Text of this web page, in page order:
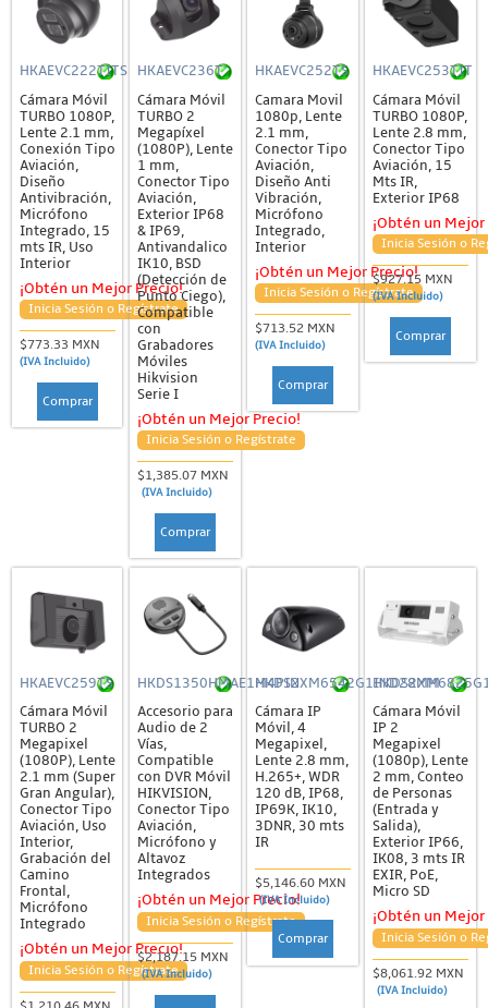
HKAEVC222TITS
Cámara Móvil
TURBO 1080P,
Lente 2.1 mm,
Conexión Tipo
Aviación,
Diseño
Antivibración,
Micrófono
Integrado, 15
mts IR, Uso
Interior
¡Obtén un Mejor Precio!
Inicia Sesión o Regístrate
$773.33 MXN
(IVA Incluido)
Comprar
HKAEVC236T
Cámara Móvil
TURBO 2
Megapíxel
(1080P), Lente
1 mm,
Conector Tipo
Aviación,
Exterior IP68
& IP69,
Antivandalico
IK10, BSD
(Detección de
Punto Ciego),
Compatible
con
Grabadores
Móviles
Hikvision
Serie I
¡Obtén un Mejor Precio!
Inicia Sesión o Regístrate
$1,385.07 MXN
(IVA Incluido)
Comprar
HKAEVC252TS
Camara Movil
1080p, Lente
2.1 mm,
Conector Tipo
Aviación,
Diseño Anti
Vibración,
Micrófono
Integrado,
Interior
¡Obtén un Mejor Precio!
Inicia Sesión o Regístrate
$713.52 MXN
(IVA Incluido)
Comprar
HKAEVC253TIT
Cámara Móvil
TURBO 1080P,
Lente 2.8 mm,
Conector Tipo
Aviación, 15
Mts IR,
Exterior IP68
¡Obtén un
Inicia Sesión o
$927.15 MXN
(IVA Incluido)
Comprar
HKAEVC259TS
Cámara Móvil
TURBO 2
Megapixel
(1080P), Lente
2.1 mm (Super
Gran Angular),
Conector Tipo
Aviación, Uso
Interior,
Grabación del
Camino
Frontal,
Micrófono
Integrado
¡Obtén un Mejor Precio!
Inicia Sesión o Regístrate
HKDS1350HMAE1M4PIN
Accesorio para
Audio de 2
Vías,
Compatible
con DVR Móvil
HIKVISION,
Conector Tipo
Aviación,
Micrófono y
Altavoz
Integrados
¡Obtén un Mejor Precio!
Inicia Sesión o Regístrate
$2,187.15 MXN
(IVA Incluido)
HKDS2XM6542G1IND28MM
Cámara IP
Móvil, 4
Megapixel,
Lente 2.8 mm,
H.265+, WDR
120 dB, IP68,
IP69K, IK10,
3DNR, 30 mts
IR
$5,146.60 MXN
(IVA Incluido)
Comprar
Cámara Móvil
IP 2
Megapixel
(1080p), Lente
2 mm, Conteo
de Personas
(Entrada y
Salida),
Exterior IP66,
IK08, 3 mts IR
EXIR, PoE,
Micro SD
¡Obtén un
Inicia Sesión o
$8,061.92 MXN
(IVA Incluido)